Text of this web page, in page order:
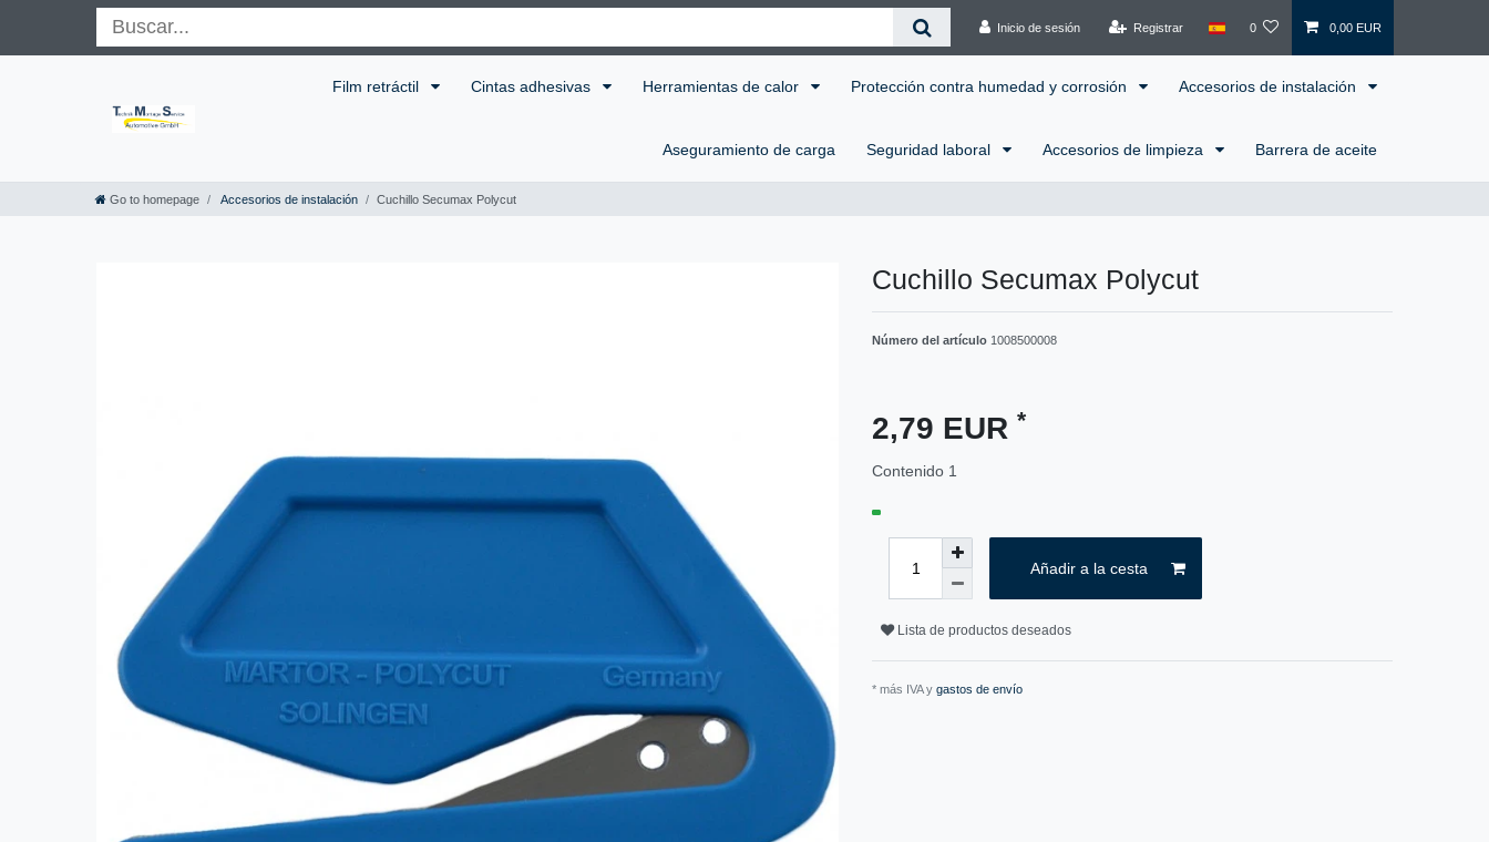
Inicio de sesión Registrar 0 0,00 EUR
Film retráctil Cintas adhesivas Herramientas de calor Protección contra humedad y corrosión Accesorios de instalación
Aseguramiento de carga Seguridad laboral Accesorios de limpieza Barrera de aceite
Go to homepage Accesorios de instalación Cuchillo Secumax Polycut
Cuchillo Secumax Polycut
Número del artículo 1008500008
2,79 EUR *
Contenido 1
Añadir a la cesta
Lista de productos deseados
* más IVA y gastos de envío